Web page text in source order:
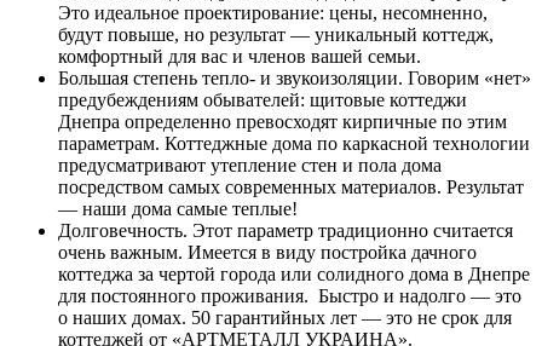
Это идеальное проектирование: цены, несомненно,
будут повыше, но результат ― уникальный коттедж,
комфортный для вас и членов вашей семьи.
Большая степень тепло- и звукоизоляции. Говорим «нет»
предубеждениям обывателей: щитовые коттеджи
Днепра определенно превосходят кирпичные по этим
параметрам. Коттеджные дома по каркасной технологии
предусматривают утепление стен и пола дома
посредством самых современных материалов. Результат
― наши дома самые теплые!
Долговечность. Этот параметр традиционно считается
очень важным. Имеется в виду постройка дачного
коттеджа за чертой города или солидного дома в Днепре
для постоянного проживания. Быстро и надолго ― это
о наших домах. 50 гарантийных лет ― это не срок для
коттеджей от «АРТМЕТАЛЛ УКРАИНА».